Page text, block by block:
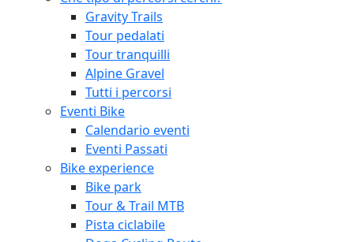
Gravity Trails
Tour pedalati
Tour tranquilli
Alpine Gravel
Tutti i percorsi
Eventi Bike
Calendario eventi
Eventi Passati
Bike experience
Bike park
Tour & Trail MTB
Pista ciclabile